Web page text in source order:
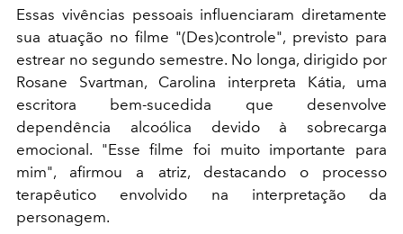
Essas vivências pessoais influenciaram diretamente
sua atuação no filme "(Des)controle", previsto para
estrear no segundo semestre. No longa, dirigido por
Rosane Svartman, Carolina interpreta Kátia, uma
escritora bem-sucedida que desenvolve
dependência alcoólica devido à sobrecarga
emocional. "Esse filme foi muito importante para
mim", afirmou a atriz, destacando o processo
terapêutico envolvido na interpretação da
personagem.​